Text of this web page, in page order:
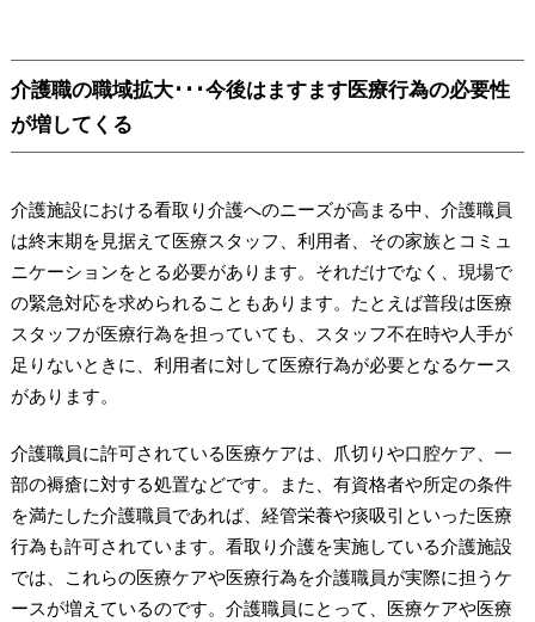
介護職の職域拡大･･･今後はますます医療行為の必要性
が増してくる
介護施設における看取り介護へのニーズが高まる中、介護職員
は終末期を見据えて医療スタッフ、利用者、その家族とコミュ
ニケーションをとる必要があります。それだけでなく、現場で
の緊急対応を求められることもあります。たとえば普段は医療
スタッフが医療行為を担っていても、スタッフ不在時や人手が
足りないときに、利用者に対して医療行為が必要となるケース
があります。
介護職員に許可されている医療ケアは、爪切りや口腔ケア、一
部の褥瘡に対する処置などです。また、有資格者や所定の条件
を満たした介護職員であれば、経管栄養や痰吸引といった医療
行為も許可されています。看取り介護を実施している介護施設
では、これらの医療ケアや医療行為を介護職員が実際に担うケ
ースが増えているのです。介護職員にとって、医療ケアや医療